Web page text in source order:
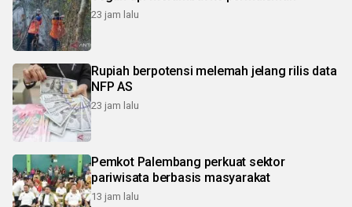
23 jam lalu
Rupiah berpotensi melemah jelang rilis data
NFP AS
23 jam lalu
Pemkot Palembang perkuat sektor
pariwisata berbasis masyarakat
13 jam lalu